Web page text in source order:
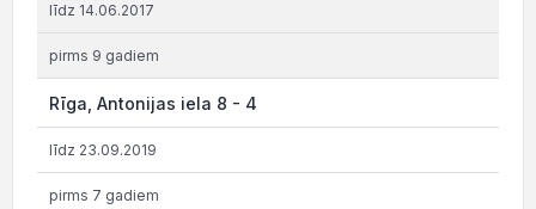
līdz 14.06.2017
pirms 9 gadiem
Rīga, Antonijas iela 8 - 4
līdz 23.09.2019
pirms 7 gadiem